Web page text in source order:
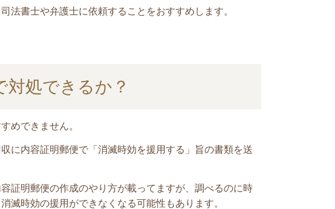
法書士や弁護士に依頼することをおすすめします。
対処できるか？
めできません。
に内容証明郵便で「消滅時効を援用する」旨の書類を送
証明郵便の作成のやり方が載ってますが、調べるのに時
滅時効の援用ができなくなる可能性もあります。